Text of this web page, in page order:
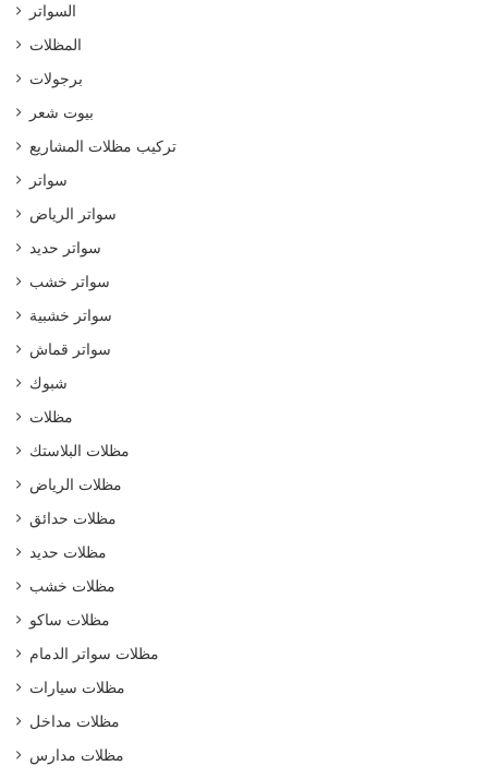
السواتر
المظلات
برجولات
بيوت شعر
تركيب مظلات المشاريع
سواتر
سواتر الرياض
سواتر حديد
سواتر خشب
سواتر خشبية
سواتر قماش
شبوك
مظلات
مظلات البلاستك
مظلات الرياض
مظلات حدائق
مظلات حديد
مظلات خشب
مظلات ساكو
مظلات سواتر الدمام
مظلات سيارات
مظلات مداخل
مظلات مدارس